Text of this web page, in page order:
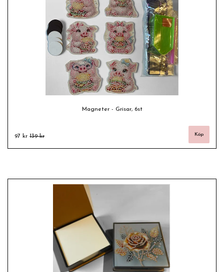
Magneter - Grisar, 6st
97 kr 139 kr